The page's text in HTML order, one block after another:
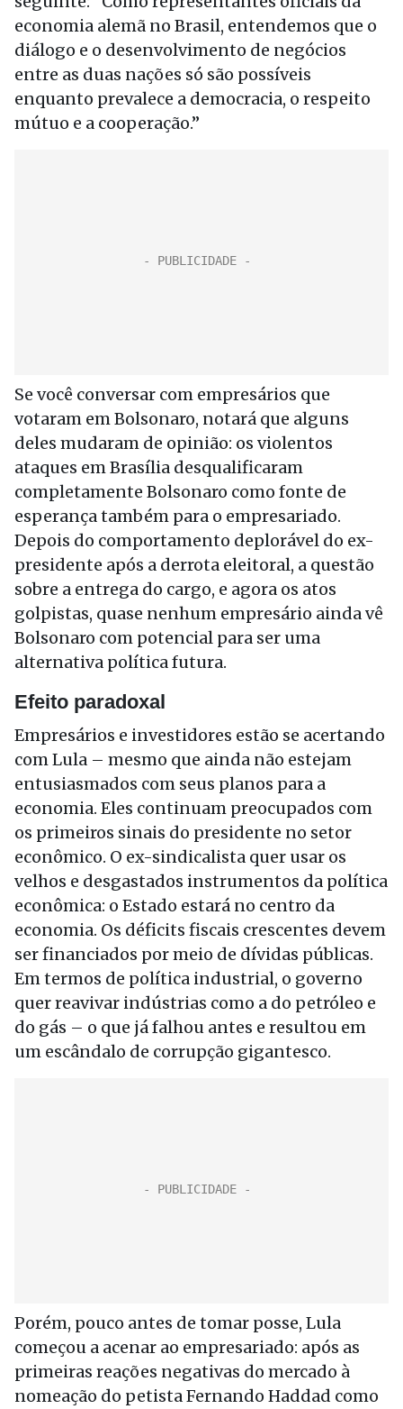
economia alemã no Brasil, entendemos que o
diálogo e o desenvolvimento de negócios
entre as duas nações só são possíveis
enquanto prevalece a democracia, o respeito
mútuo e a cooperação.”
Se você conversar com empresários que
votaram em Bolsonaro, notará que alguns
deles mudaram de opinião: os violentos
ataques em Brasília desqualificaram
completamente Bolsonaro como fonte de
esperança também para o empresariado.
Depois do comportamento deplorável do ex-
presidente após a derrota eleitoral, a questão
sobre a entrega do cargo, e agora os atos
golpistas, quase nenhum empresário ainda vê
Bolsonaro com potencial para ser uma
alternativa política futura.
Efeito paradoxal
Empresários e investidores estão se acertando
com Lula – mesmo que ainda não estejam
entusiasmados com seus planos para a
economia. Eles continuam preocupados com
os primeiros sinais do presidente no setor
econômico. O ex-sindicalista quer usar os
velhos e desgastados instrumentos da política
econômica: o Estado estará no centro da
economia. Os déficits fiscais crescentes devem
ser financiados por meio de dívidas públicas.
Em termos de política industrial, o governo
quer reavivar indústrias como a do petróleo e
do gás – o que já falhou antes e resultou em
um escândalo de corrupção gigantesco.
Porém, pouco antes de tomar posse, Lula
começou a acenar ao empresariado: após as
primeiras reações negativas do mercado à
nomeação do petista Fernando Haddad como